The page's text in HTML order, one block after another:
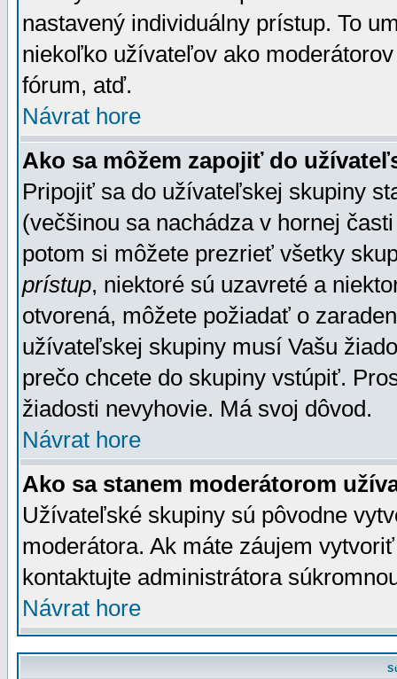
nastavený individuálny prístup. To
niekoľko užívateľov ako
fórum, atď.
Návrat hore
Ako sa môžem zapojiť do
Pripojiť sa do užívateľskej skupiny
(večšinou sa nachádza v hornej
potom si môžete prezrieť všetky
prístup, niektoré sú uzavreté a
otvorená, môžete požiadať o
užívateľskej skupiny musí Vašu
prečo chcete do skupiny vstúpiť.
žiadosti nevyhovie. Má svoj dôvod.
Návrat hore
Ako sa stanem moderátorom
Užívateľské skupiny sú pôvodne
moderátora. Ak máte záujem
kontaktujte administrátora
Návrat hore